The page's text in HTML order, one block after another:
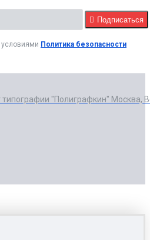
Подписаться
условиями Политика безопасности
"Полиграфкин" Москва,